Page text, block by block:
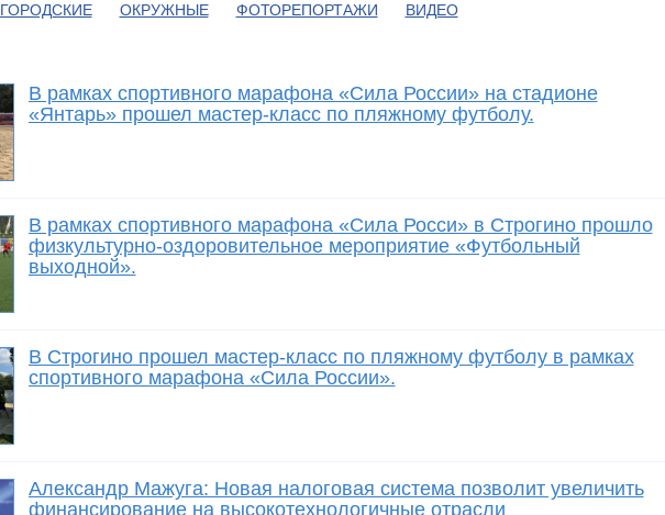
ГОРОДСКИЕ ОКРУЖНЫЕ ФОТОРЕПОРТАЖИ ВИДЕО
В рамках спортивного марафона «Сила России» на стадионе
«Янтарь» прошел мастер-класс по пляжному футболу.
В рамках спортивного марафона «Сила Росси» в Строгино прошло
физкультурно-оздоровительное мероприятие «Футбольный
выходной».
В Строгино прошел мастер-класс по пляжному футболу в рамках
спортивного марафона «Сила России».
Александр Мажуга: Новая налоговая система позволит увеличить
финансирование на высокотехнологичные отрасли